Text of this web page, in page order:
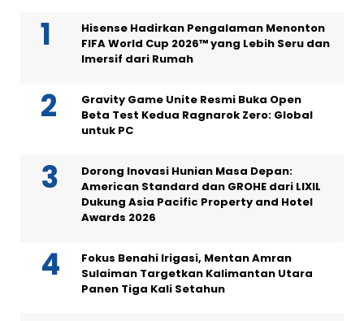
Hisense Hadirkan Pengalaman Menonton
FIFA World Cup 2026™ yang Lebih Seru dan
Imersif dari Rumah
Gravity Game Unite Resmi Buka Open
Beta Test Kedua Ragnarok Zero: Global
untuk PC
Dorong Inovasi Hunian Masa Depan:
American Standard dan GROHE dari LIXIL
Dukung Asia Pacific Property and Hotel
Awards 2026
Fokus Benahi Irigasi, Mentan Amran
Sulaiman Targetkan Kalimantan Utara
Panen Tiga Kali Setahun